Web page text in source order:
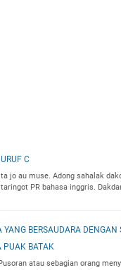
C
jo au muse. Adong sahalak
taringot PR bahasa inggris.
YANG BERSAUDARA DENGAN
PUAK BATAK
atau sebagian orang